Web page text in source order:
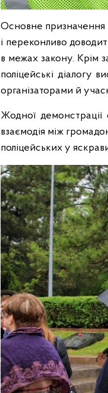
Основне призначення
і переконливо
в межах закону. Крім
поліцейські діалогу
організаторами й
Жодної демонстрації
взаємодія між
поліцейських у